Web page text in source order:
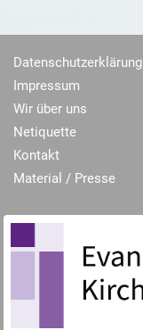
Datenschutzerklärung
Impressum
Wir über uns
Netiquette
Kontakt
Material / Presse